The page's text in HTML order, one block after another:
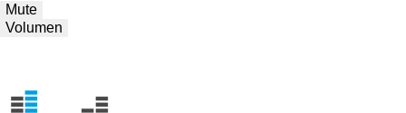
Mute
Volumen